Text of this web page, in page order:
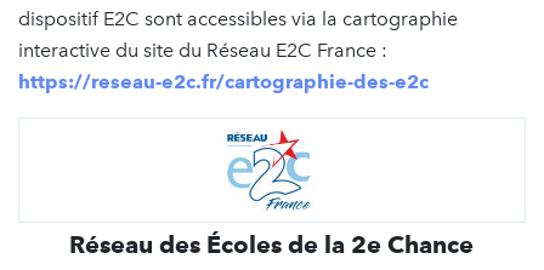
dispositif E2C sont accessibles via la cartographie
interactive du site du Réseau E2C France :
https://reseau-e2c.fr/cartographie-des-e2c
Réseau des Écoles de la 2e Chance